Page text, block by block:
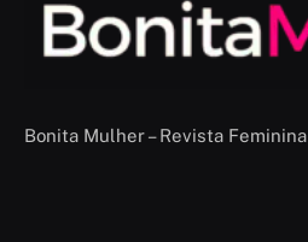
Bonita Mulher – Revista Feminina